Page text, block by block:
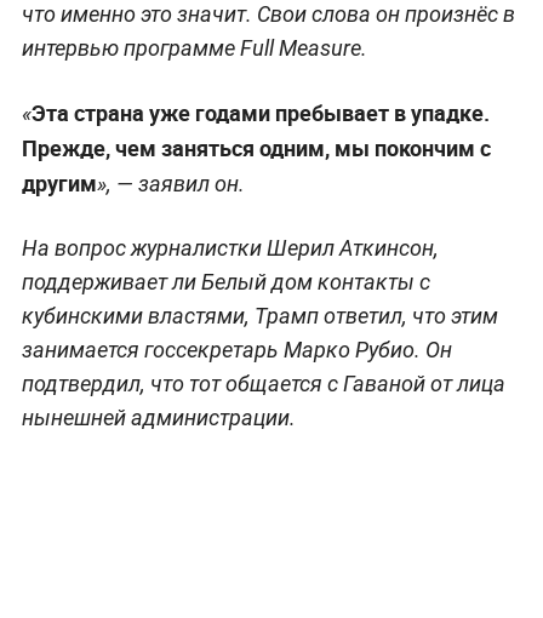
что именно это значит. Свои слова он произнёс в
интервью программе Full Measure.
«Эта страна уже годами пребывает в упадке.
Прежде, чем заняться одним, мы покончим с
другим», — заявил он.
На вопрос журналистки Шерил Аткинсон,
поддерживает ли Белый дом контакты с
кубинскими властями, Трамп ответил, что этим
занимается госсекретарь Марко Рубио. Он
подтвердил, что тот общается с Гаваной от лица
нынешней администрации.